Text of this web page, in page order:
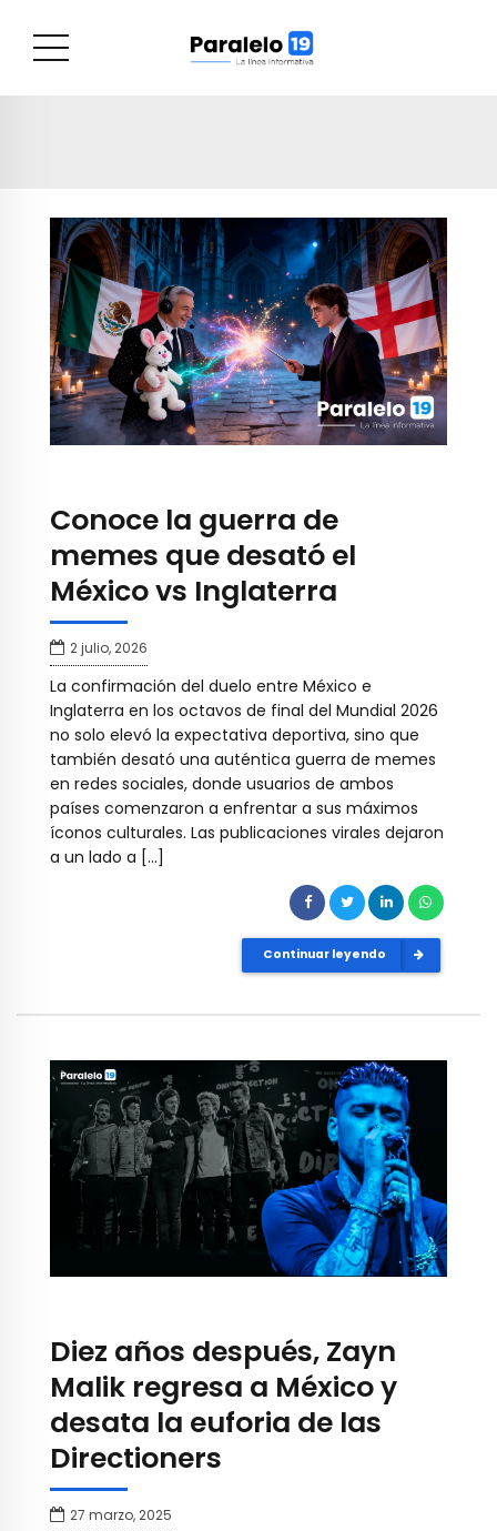
Conoce la guerra de
memes que desató el
México vs Inglaterra
2 julio, 2026
La confirmación del duelo entre México e
Inglaterra en los octavos de final del Mundial 2026
no solo elevó la expectativa deportiva, sino que
también desató una auténtica guerra de memes
en redes sociales, donde usuarios de ambos
países comenzaron a enfrentar a sus máximos
íconos culturales. Las publicaciones virales dejaron
a un lado a […]
Continuar leyendo
Diez años después, Zayn
Malik regresa a México y
desata la euforia de las
Directioners
27 marzo, 2025